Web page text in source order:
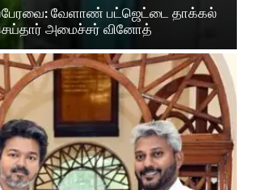
வேளாண் பட்​ஜெட்டை தாக்கல்
அமைச்சர் வினோத்